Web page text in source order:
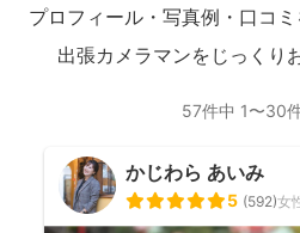
プロフィール・写真例・口コ
出張カメラマンをじっくり
57件中 1〜30
かじわら あいみ
5 (592)女